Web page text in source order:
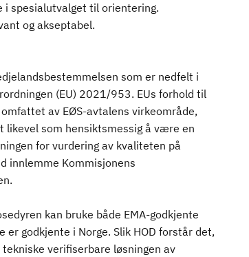
i spesialutvalget til orientering.
og akseptabel.
som er nedfelt i
(EU) 2021/953. EUs forhold til
av EØS-avtalens virkeområde,
likevel som hensiktsmessig å være en
for vurdering av kvaliteten på
innlemme Kommisjonens
kan bruke både EMA-godkjente
er godkjente i Norge. Slik HOD forstår det,
verifiserbare løsningen av